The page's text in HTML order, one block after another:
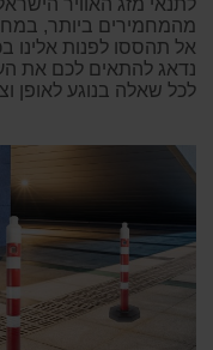
מהמחמירים ביותר,
אל תהססו לפנות אלינו
נדאג להתאים לכם את
לכל שאלה בנוגע לאופן